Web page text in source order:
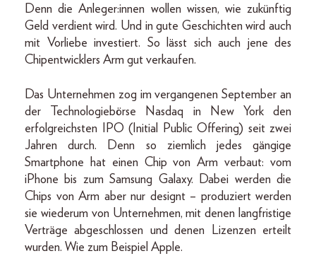
Denn die Anleger:innen wollen wissen, wie zukünftig
Geld verdient wird. Und in gute Geschichten wird auch
mit Vorliebe investiert. So lässt sich auch jene des
Chipentwicklers Arm gut verkaufen.
Das Unternehmen zog im vergangenen September an
der Technologiebörse Nasdaq in New York den
erfolgreichsten IPO (Initial Public Offering) seit zwei
Jahren durch. Denn so ziemlich jedes gängige
Smartphone hat einen Chip von Arm verbaut: vom
iPhone bis zum Samsung Galaxy. Dabei werden die
Chips von Arm aber nur designt – produziert werden
sie wiederum von Unternehmen, mit denen langfristige
Verträge abgeschlossen und denen Lizenzen erteilt
wurden. Wie zum Beispiel Apple.